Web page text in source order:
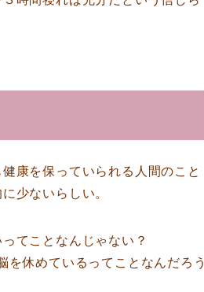
康を保っていられる人間のこと
少ないらしい。
てことなんじゃない？
休めているってことなんだろう